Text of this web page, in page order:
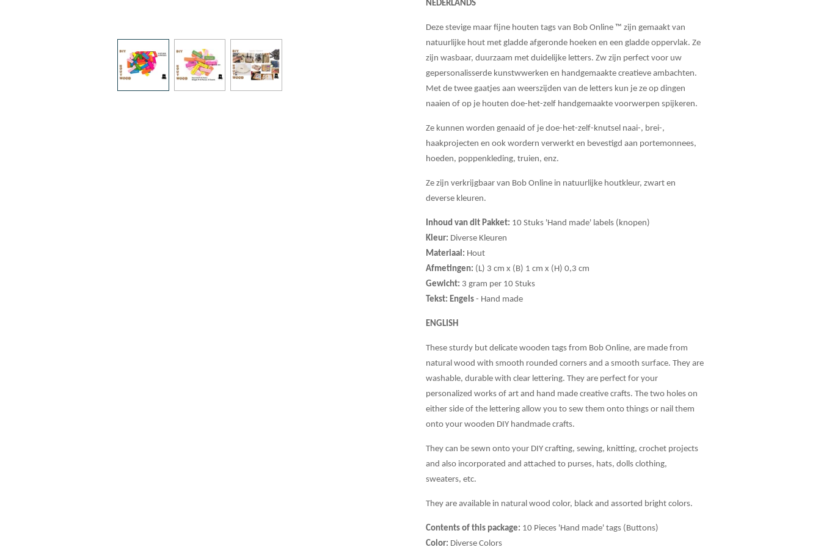
NEDERLANDS
Deze stevige maar fijne houten tags van Bob Online ™ zijn gemaakt van
natuurlijke hout met gladde afgeronde hoeken en een gladde oppervlak. Ze
zijn wasbaar, duurzaam met duidelijke letters. Zw zijn perfect voor uw
gepersonalisserde kunstwwerken en handgemaakte creatieve ambachten.
Met de twee gaatjes aan weerszijden van de letters kun je ze op dingen
naaien of op je houten doe-het-zelf handgemaakte voorwerpen spijkeren.
Ze kunnen worden genaaid of je doe-het-zelf-knutsel naai-, brei-,
haakprojecten en ook wordern verwerkt en bevestigd aan portemonnees,
hoeden, poppenkleding, truien, enz.
Ze zijn verkrijgbaar van Bob Online in natuurlijke houtkleur, zwart en
deverse kleuren.
Inhoud van dit Pakket: 10 Stuks 'Hand made' labels (knopen)
Kleur: Diverse Kleuren
Materiaal: Hout
Afmetingen: (L) 3 cm x (B) 1 cm x (H) 0,3 cm
Gewicht: 3 gram per 10 Stuks
Tekst: Engels - Hand made
ENGLISH
These sturdy but delicate wooden tags from Bob Online, are made from
natural wood with smooth rounded corners and a smooth surface. They are
washable, durable with clear lettering. They are perfect for your
personalized works of art and hand made creative crafts. The two holes on
either side of the lettering allow you to sew them onto things or nail them
onto your wooden DIY handmade crafts.
They can be sewn onto your DIY crafting, sewing, knitting, crochet projects
and also incorporated and attached to purses, hats, dolls clothing,
sweaters, etc.
They are available in natural wood color, black and assorted bright colors.
Contents of this package: 10 Pieces 'Hand made' tags (Buttons)
Color: Diverse Colors